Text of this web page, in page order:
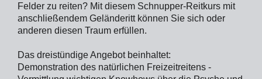
Felder zu reiten? Mit diesem Schnupper-Reitkurs mit
anschließendem Geländeritt können Sie sich oder
anderen diesen Traum erfüllen.
Das dreistündige Angebot beinhaltet:
Demonstration des natürlichen Freizeitreitens -